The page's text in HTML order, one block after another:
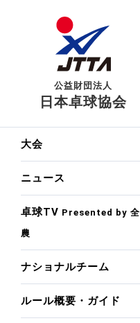
公益財団法人
日本卓球協会
大会
ニュース
卓球TV Presented by 全
農
ナショナルチーム
ルール概要・ガイド